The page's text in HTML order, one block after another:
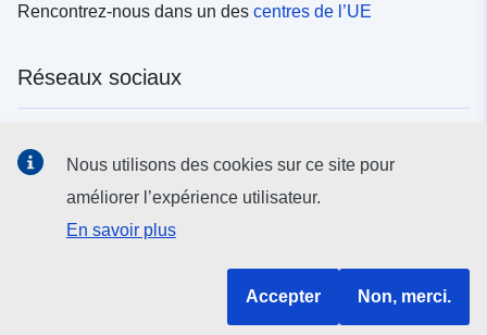
Rencontrez-nous dans un des centres de l’UE
Réseaux sociaux
Institutions et organes de l’UE
Nous utilisons des cookies sur ce site pour
améliorer l’expérience utilisateur.
En savoir plus
Accepter Non, merci.